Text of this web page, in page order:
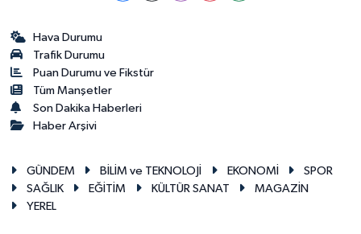
Hava Durumu
Trafik Durumu
Puan Durumu ve Fikstür
Tüm Manşetler
Son Dakika Haberleri
Haber Arşivi
GÜNDEM BİLİM ve TEKNOLOJİ EKONOMİ
SPOR
SAĞLIK
EĞİTİM KÜLTÜR SANAT
MAGAZİN
YEREL